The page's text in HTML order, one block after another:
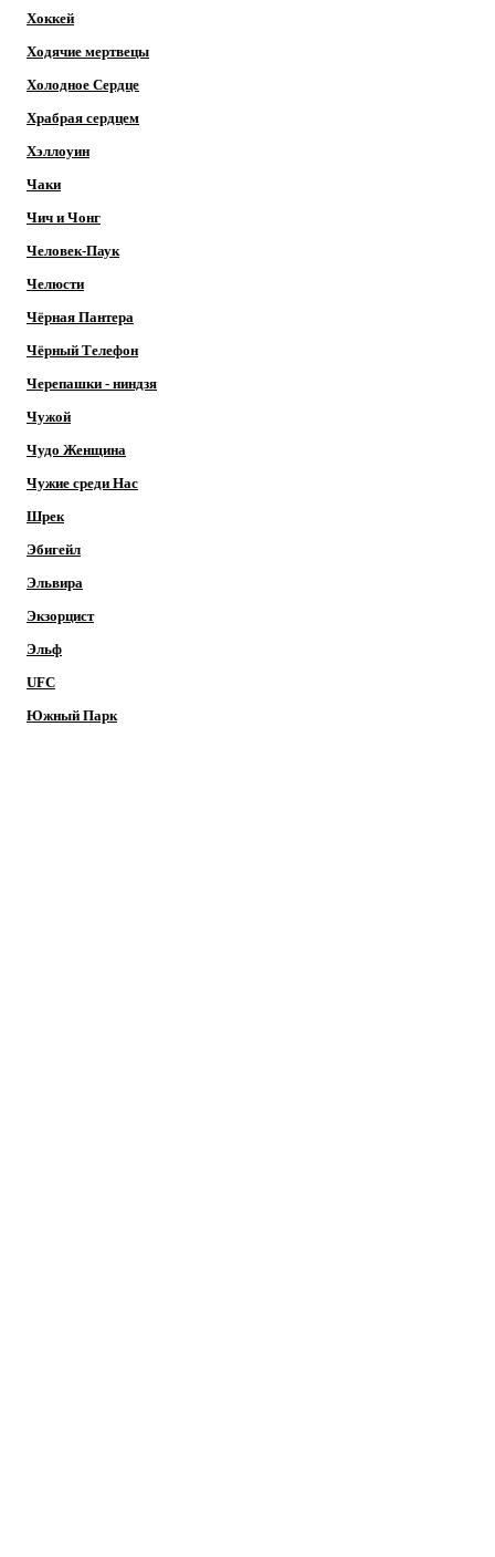
Хоккей
Ходячие мертвецы
Холодное Сердце
Храбрая сердцем
Хэллоуин
Чаки
Чич и Чонг
Человек-Паук
Челюсти
Чёрная Пантера
Чёрный Телефон
Черепашки - ниндзя
Чужой
Чудо Женщина
Чужие среди Нас
Шрек
Эбигейл
Эльвира
Экзорцист
Эльф
UFC
Южный Парк